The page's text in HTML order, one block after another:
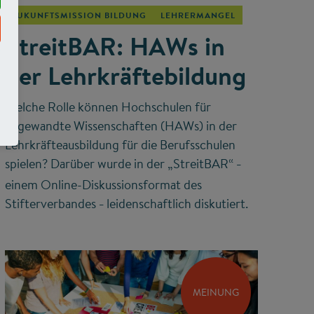
ZUKUNFTSMISSION BILDUNG LEHRERMANGEL
StreitBAR: HAWs in
der Lehrkräftebildung
Welche Rolle können Hochschulen für
angewandte Wissenschaften (HAWs) in der
Lehrkräfteausbildung für die Berufsschulen
spielen? Darüber wurde in der „StreitBAR“ –
einem Online-Diskussionsformat des
Stifterverbandes –leidenschaftlich diskutiert.
MEINUNG